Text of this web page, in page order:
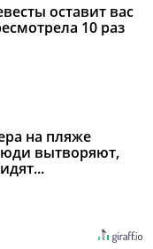
оставит вас
10 раз
на пляже
вытворяют,